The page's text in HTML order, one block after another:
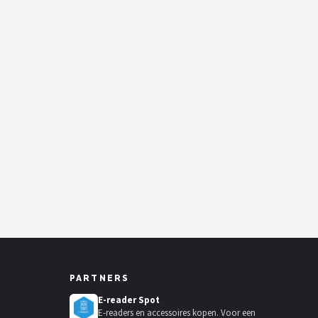
PARTNERS
E-reader Spot
E-readers en accessoires kopen. Voor een